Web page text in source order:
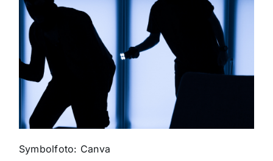
Mein Stadtteil
Galerie
Verkehrsmeldungen
Symbolfoto: Canva